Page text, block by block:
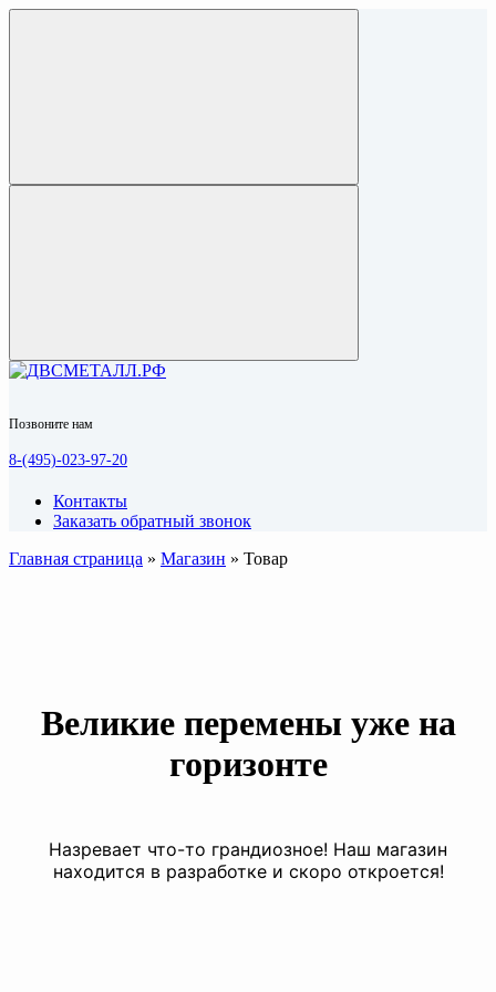
Позвоните нам
8-(495)-023-97-20
Контакты
Заказать обратный звонок
Главная страница » Магазин » Товар
Великие перемены уже на
горизонте
Назревает что-то грандиозное! Наш магазин
находится в разработке и скоро откроется!